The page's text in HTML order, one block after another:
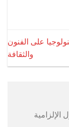
على الفنون
والثقافة
الإلزامية